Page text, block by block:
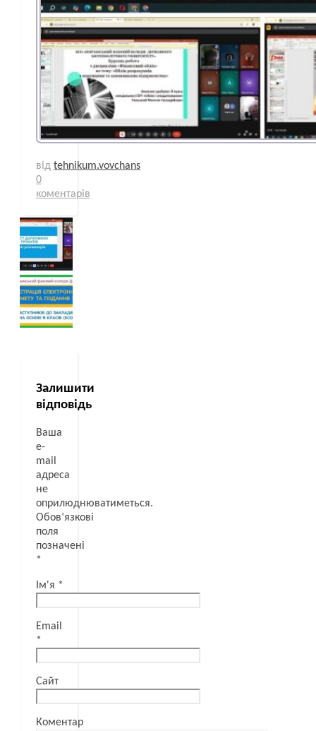
від tehnikum.vovchans
0
коментарів
Залишити
відповідь
Ваша
e-
mail
адреса
не
оприлюднюватиметься.
Обов’язкові
поля
позначені
*
Ім'я *
Email
*
Сайт
Коментар